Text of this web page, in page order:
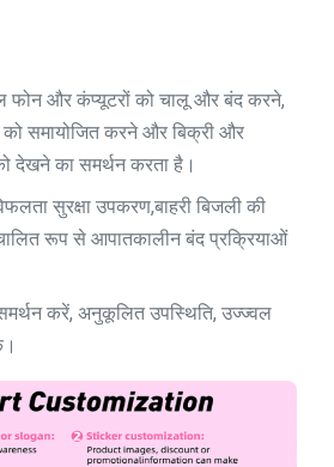
फोन और कंप्यूटरों को चालू और बंद करने,
समायोजित करने और बिक्री और
देखने का समर्थन करता है।
सुरक्षा उपकरण,बाहरी बिजली की
रूप से आपातकालीन बंद प्रक्रियाओं
करें, अनुकूलित उपस्थिति, उज्ज्वल